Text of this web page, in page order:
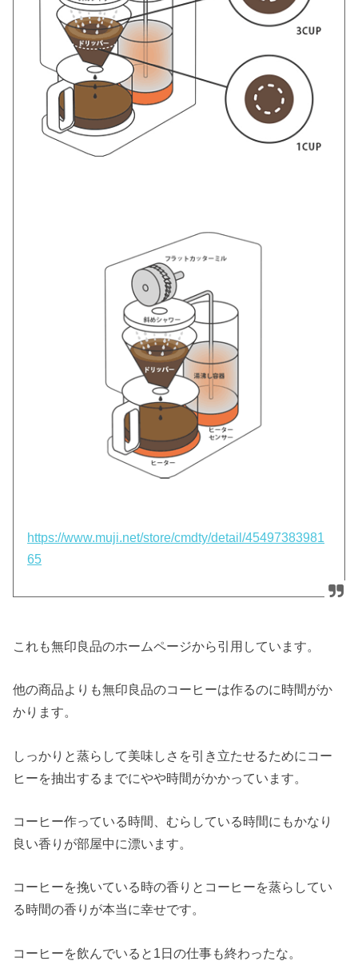
https://www.muji.net/store/cmdty/detail/45497383981
65
これも無印良品のホームページから引用しています。
他の商品よりも無印良品のコーヒーは作るのに時間がか
かります。
しっかりと蒸らして美味しさを引き立たせるためにコー
ヒーを抽出するまでにやや時間がかかっています。
コーヒー作っている時間、むらしている時間にもかなり
良い香りが部屋中に漂います。
コーヒーを挽いている時の香りとコーヒーを蒸らしてい
る時間の香りが本当に幸せです。
コーヒーを飲んでいると1日の仕事も終わったな。